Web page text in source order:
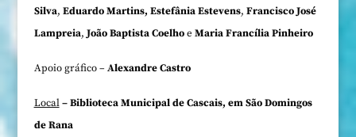
Silva, Eduardo Martins, Estefânia Estevens, Francisco José
Lampreia, João Baptista Coelhoe Maria Francília Pinheiro
Apoio gráfico –Alexandre Castro
Local– Biblioteca Municipal de Cascais, em São Domingos
de Rana